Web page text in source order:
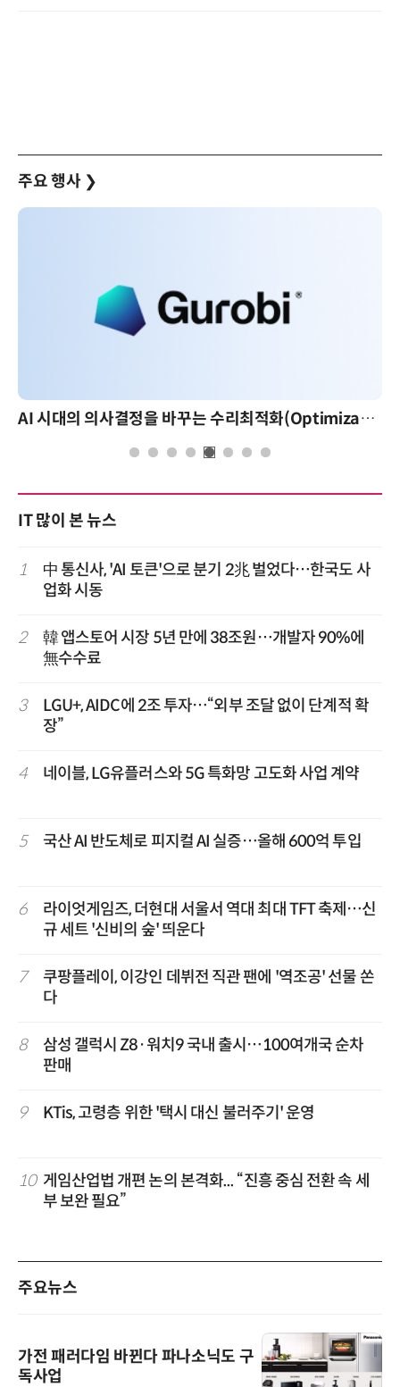
주요 행사 ❯
AI 핀옵스 실전 세미나: 폭증하는 AI 토큰 비용 관리 전략
IT 많이 본 뉴스
1
中 통신사, 'AI 토큰'으로 분기 2兆 벌었다…한국도 사
업화 시동
2
韓 앱스토어 시장 5년 만에 38조원…개발자 90%에
無수수료
3
LGU+, AIDC에 2조 투자…“외부 조달 없이 단계적 확
장”
4 네이블, LG유플러스와 5G 특화망 고도화 사업 계약
5 국산 AI 반도체로 피지컬 AI 실증…올해 600억 투입
6
라이엇게임즈, 더현대 서울서 역대 최대 TFT 축제…신
규 세트 '신비의 숲' 띄운다
7
쿠팡플레이, 이강인 데뷔전 직관 팬에 '역조공' 선물 쏜
다
8
삼성 갤럭시 Z8·워치9 국내 출시…100여개국 순차
판매
9 KTis, 고령층 위한 '택시 대신 불러주기' 운영
10 게임산업법 개편 논의 본격화... “진흥 중심 전환 속 세
부 보완 필요”
주요뉴스
가전 패러다임 바뀐다 파나소닉도 구
독사업